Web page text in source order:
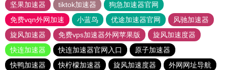
坚果加速器
tiktok加速器
狗急加速器官网
免费vqn外网加速
小蓝鸟 优途加速器官网
风驰加速器
旋风加速器
免费vps加速器外网苹果版
旋风加速度器
快连加速器
快连加速器官网入口
原子加速器
快鸭加速器
快柠檬加速器 旋风加速度器
外网网址导航